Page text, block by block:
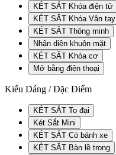
KÉT SẮT Khóa điện tử
KÉT SẮT Khóa Vân tay
KÉT SẮT Thông minh
Nhận diện khuôn mặt
KÉT SẮT Khóa cơ
Mở bằng điện thoại
Kiểu Dáng / Đặc Điểm
KÉT SẮT To đại
Két Sắt Mini
KÉT SẮT Có bánh xe
KÉT SẮT Bàn lề trong